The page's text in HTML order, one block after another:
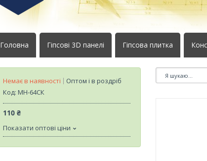
Головна Гіпсові 3D панелі Гіпсова плитка
Немає в наявності
Оптом і в роздріб
Код: МН-64СК
110 ₴
Показати оптові ціни